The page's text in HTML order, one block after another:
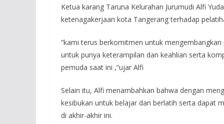
Ketua karang Taruna Kelurahan Jurumudi Alfi
ketenagakerjaan kota Tangerang terhadap
“kami terus berkomitmen untuk
untuk punya keterampilan dan keahlian serta
pemuda saat ini ,”ujar Alfi
Selain itu, Alfi menambahkan bahwa dengan
kesibukan untuk belajar dan berlatih serta dapat
di akhir-akhir ini.